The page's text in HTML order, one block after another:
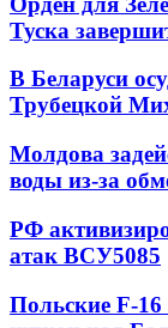
Туска
В Беларуси
Трубецкой
Молдова
воды из-за
РФ
атак ВСУ5085
Польские F-16